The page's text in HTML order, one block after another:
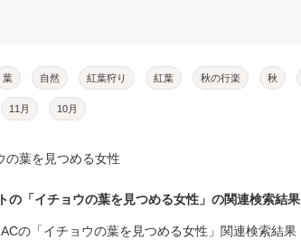
葉 自然 紅葉狩り 紅葉 秋の行楽 秋
11月 10月
の葉を見つめる女性
の「イチョウの葉を見つめる女性」の関連検索結果
の「イチョウの葉を見つめる女性」関連検索結果